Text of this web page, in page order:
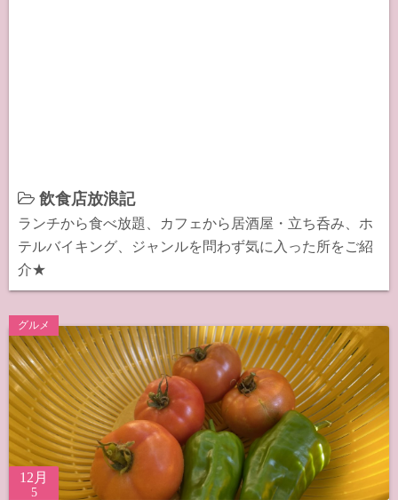
飲食店放浪記
ランチから食べ放題、カフェから居酒屋・立ち呑み、ホ
テルバイキング、ジャンルを問わず気に入った所をご紹
介★
グルメ
12月
5